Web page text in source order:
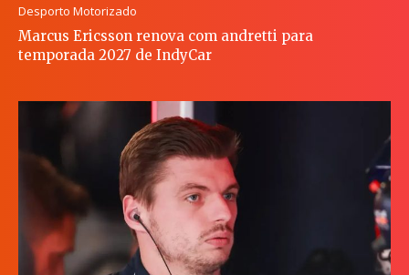
Desporto Motorizado
Marcus Ericsson renova com andretti para
temporada 2027 de IndyCar